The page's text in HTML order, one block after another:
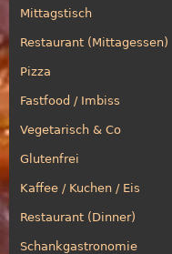
Mittagstisch
Restaurant (Mittagessen)
Pizza
Fastfood / Imbiss
Vegetarisch & Co
Glutenfrei
Kaffee / Kuchen / Eis
Restaurant (Dinner)
Schankgastronomie